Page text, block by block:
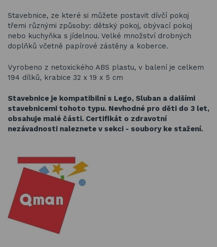
Stavebnice, ze které si můžete postavit dívčí pokoj
třemi různými způsoby: dětský pokoj, obývací pokoj
nebo kuchyňka s jídelnou. Velké množství drobných
doplňků včetně papírové zástěny a koberce.
Vyrobeno z netoxického ABS plastu, v balení je celkem
194 dílků, krabice 32 x 19 x 5 cm
Stavebnice je kompatibilní s Lego, Sluban a dalšími
stavebnicemi tohoto typu. Nevhodné pro děti do 3 let,
obsahuje malé části. Certifikát o zdravotní
nezávadnosti naleznete v sekci - soubory ke stažení.